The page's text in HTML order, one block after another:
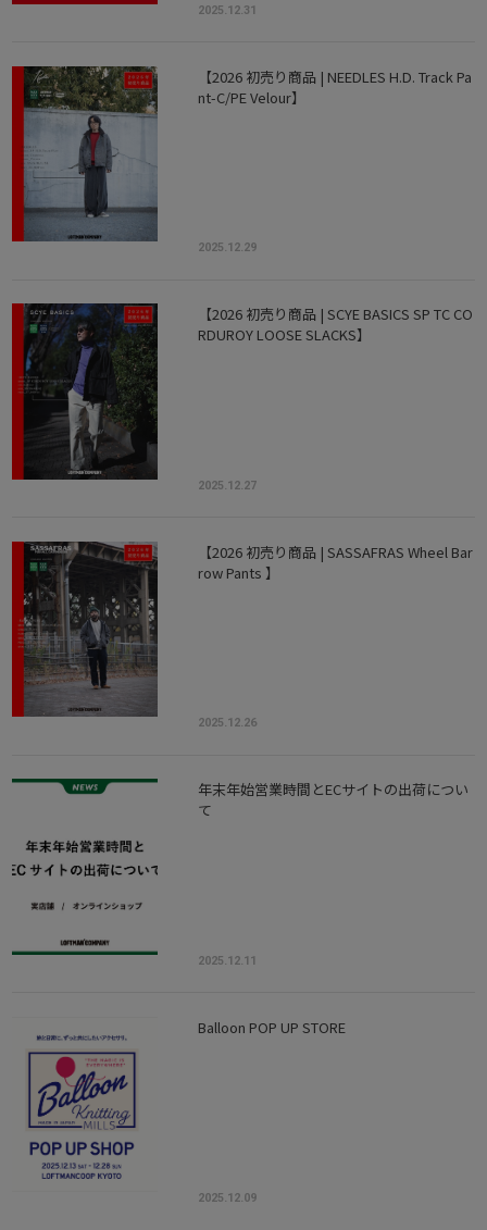
2025.12.31
【2026 初売り商品 | NEEDLES H.D. Track Pa
nt-C/PE Velour】
2025.12.29
【2026 初売り商品 | SCYE BASICS SP TC CO
RDUROY LOOSE SLACKS】
2025.12.27
【2026 初売り商品 | SASSAFRAS Wheel Bar
row Pants 】
2025.12.26
年末年始営業時間とECサイトの出荷につい
て
2025.12.11
Balloon POP UP STORE
2025.12.09